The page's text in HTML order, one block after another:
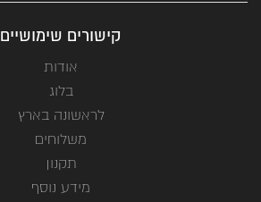
קישורים שימושיים
אודות
בלוג
לראשונה בארץ
משלוחים
תקנון
מידע נוסף